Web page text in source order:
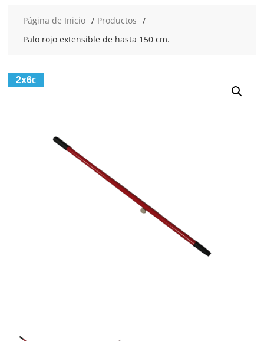
Página de Inicio
Productos
Palo rojo extensible de hasta 150 cm.
2x6€